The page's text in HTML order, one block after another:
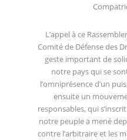
L’appel à ce
Comité de Défense des
geste important de
notre pays qui se
l’omniprésence d’un
ensuite un
responsables, qui
notre peuple a mené
contre l’arbitraire et les